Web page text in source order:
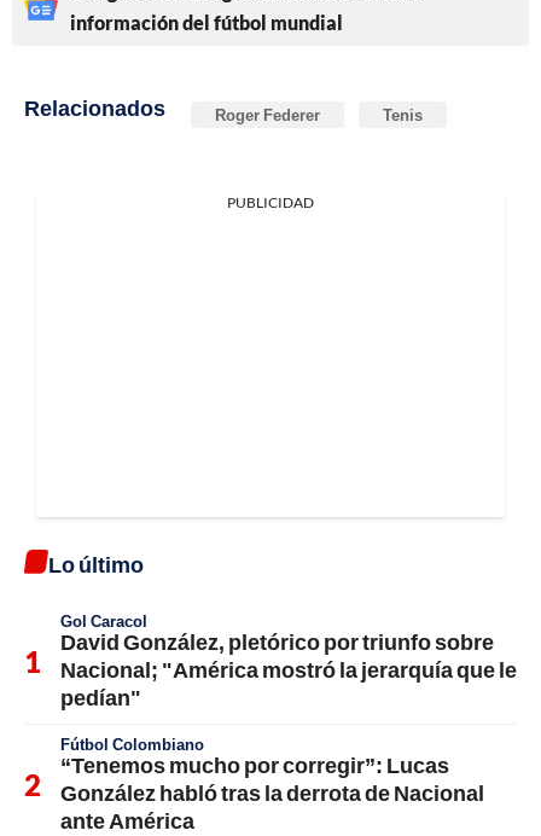
información del fútbol mundial
Relacionados Roger Federer Tenis
PUBLICIDAD
Lo último
Gol Caracol
David González, pletórico por triunfo sobre
Nacional; "América mostró la jerarquía que le
pedían"
Fútbol Colombiano
“Tenemos mucho por corregir”: Lucas
González habló tras la derrota de Nacional
ante América